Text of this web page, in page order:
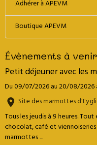
Adhérer à APEVM
Boutique APEVM
Évènements à venir
Petit déjeuner avec les
Du 09/07/2026au 20/08/2026
Site des marmottes
Tous les jeudis à 9 heures.
chocolat, café et
marmottes ...